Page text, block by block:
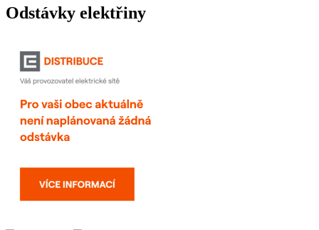
Odstávky elektřiny